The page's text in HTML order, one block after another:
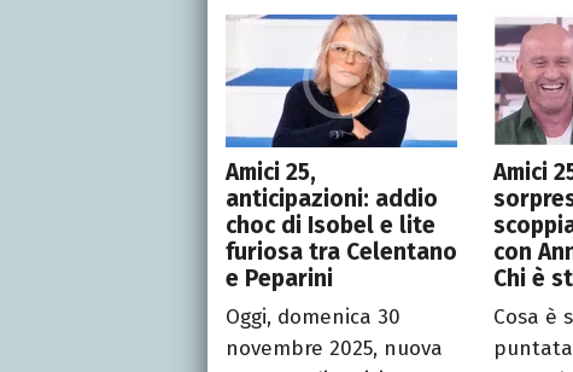
Amici 25,
anticipazioni: addio
choc di Isobel e lite
furiosa tra Celentano
e Peparini
Oggi, domenica 30
novembre 2025, nuova
Amici
con
Chi è
Cosa è